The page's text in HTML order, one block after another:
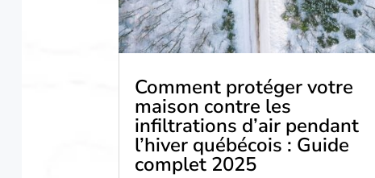
Comment protéger votre
maison contre les
infiltrations d’air pendant
l’hiver québécois : Guide
complet 2025